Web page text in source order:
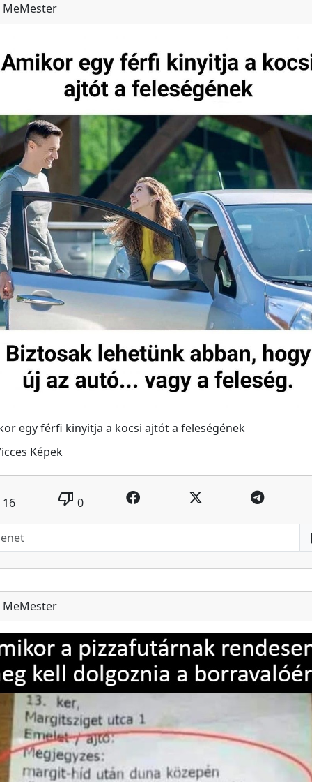
MeMester
egy férfi kinyitja a kocsi ajtót a feleségének
Képek
16 thumb_down 0
MeMester